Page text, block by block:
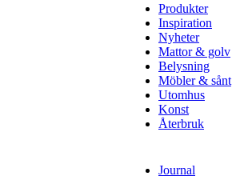
Produkter
Inspiration
Nyheter
Mattor & golv
Belysning
Möbler & sånt
Utomhus
Konst
Återbruk
Journal